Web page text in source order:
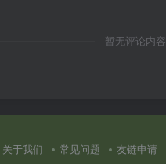
暂无评论内容
关于我们 常见问题 友链申请